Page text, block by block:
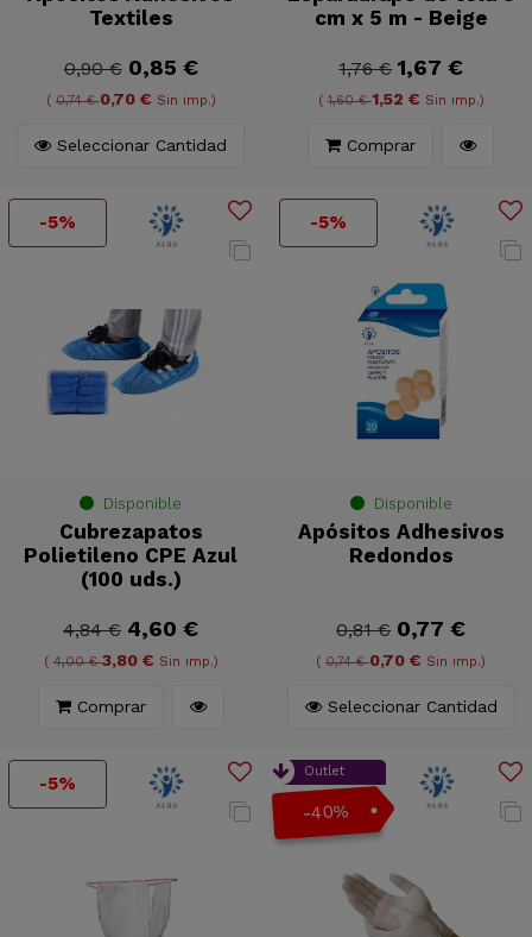
Textiles
0,90 € 0,85 €
(0,74 €0,70 € Sin imp.)
Seleccionar Cantidad
cm x 5 m - Beige
1,76 € 1,67 €
( 1,60 €1,52 € Sin imp.)
Comprar
-5%
Disponible
Cubrezapatos
Polietileno CPE Azul
(100 uds.)
4,84 € 4,60 €
(4,00 €3,80 € Sin imp.)
Comprar
-5%
Disponible
Apósitos Adhesivos
Redondos
0,81 € 0,77 €
(0,74 €0,70 € Sin imp.)
Seleccionar Cantidad
-5%
Outlet
-40%